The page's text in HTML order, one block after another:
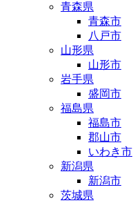
青森県
青森市
八戸市
山形県
山形市
岩手県
盛岡市
福島県
福島市
郡山市
いわき市
新潟県
新潟市
茨城県